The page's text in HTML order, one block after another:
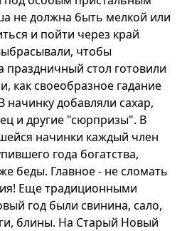
не должна быть мелкой или
и пойти через край
чтобы
праздничный стол готовили
как своеобразное гадание
добавляли сахар,
и другие "сюрпризы". В
начинки каждый член
года богатства,
беды. Главное - не сломать
Еще традиционными
год были свинина, сало,
блины. На Старый Новый